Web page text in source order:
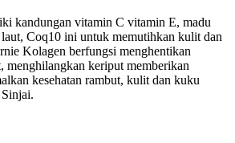
kandungan vitamin C vitamin E, madu
Coq10 ini untuk memutihkan kulit dan
Kolagen berfungsi menghentikan
menghilangkan keriput memberikan
kesehatan rambut, kulit dan kuku